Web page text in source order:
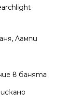
, Лампи
в банята